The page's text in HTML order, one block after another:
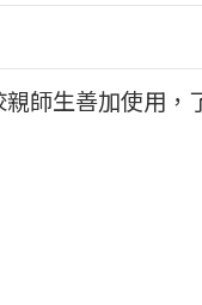
師生善加使用，